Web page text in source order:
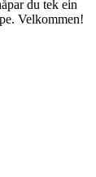
du tek ein
Velkommen!